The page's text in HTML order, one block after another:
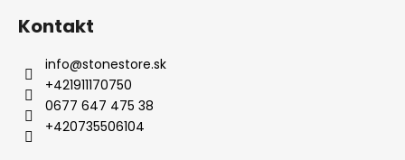
Kontakt
info@stonestore.sk
+421911170750
0677 647 475 38
+420735506104